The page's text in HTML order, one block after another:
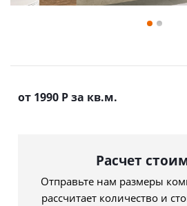
от 1990 Рза кв.м.
Расчет
Отправьте нам размеры
рассчитает количество и